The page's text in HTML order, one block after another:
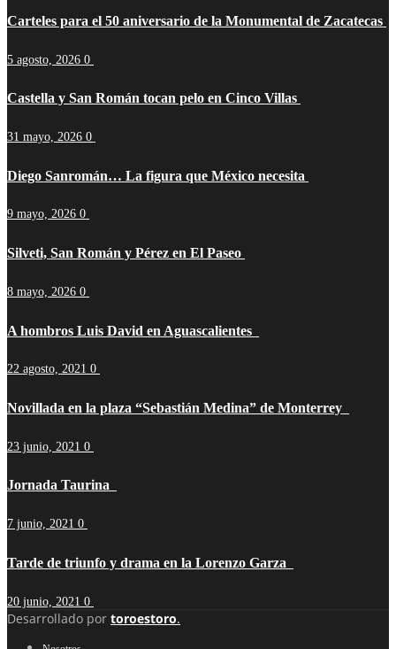
Carteles para el 50 aniversario de la Monumental de Zacatecas
5 agosto, 2026 0
Castella y San Román tocan pelo en Cinco Villas
31 mayo, 2026 0
Diego Sanromán… La figura que México necesita
9 mayo, 2026 0
Silveti, San Román y Pérez en El Paseo
8 mayo, 2026 0
A hombros Luis David en Aguascalientes
22 agosto, 2021 0
Novillada en la plaza “Sebastián Medina” de Monterrey
23 junio, 2021 0
Jornada Taurina
7 junio, 2021 0
Tarde de triunfo y drama en la Lorenzo Garza
20 junio, 2021 0
Desarrollado por toroestoro.